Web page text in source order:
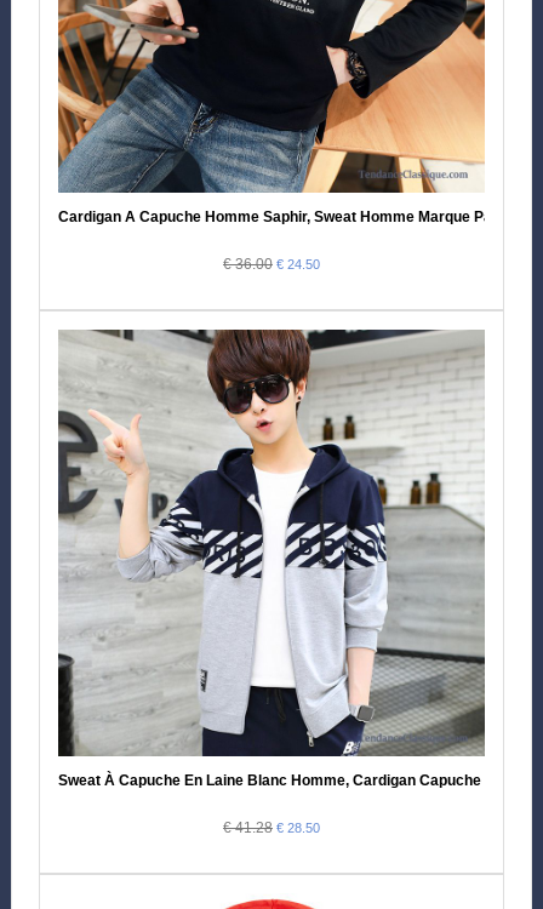
Cardigan A Capuche Homme Saphir, Sweat Homme Marque Pas Cher
€ 36.00 € 24.50
Sweat À Capuche En Laine Blanc Homme, Cardigan Capuche Homme
€ 41.28 € 28.50